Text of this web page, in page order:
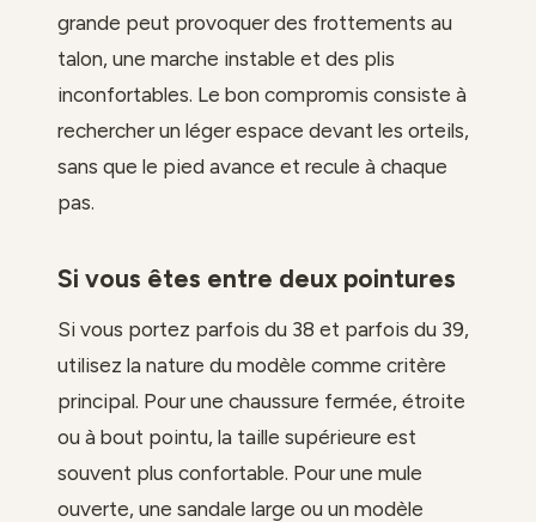
grande peut provoquer des frottements au
talon, une marche instable et des plis
inconfortables. Le bon compromis consiste à
rechercher un léger espace devant les orteils,
sans que le pied avance et recule à chaque
pas.
Si vous êtes entre deux pointures
Si vous portez parfois du 38 et parfois du 39,
utilisez la nature du modèle comme critère
principal. Pour une chaussure fermée, étroite
ou à bout pointu, la taille supérieure est
souvent plus confortable. Pour une mule
ouverte, une sandale large ou un modèle